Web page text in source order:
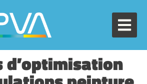
d’optimisation